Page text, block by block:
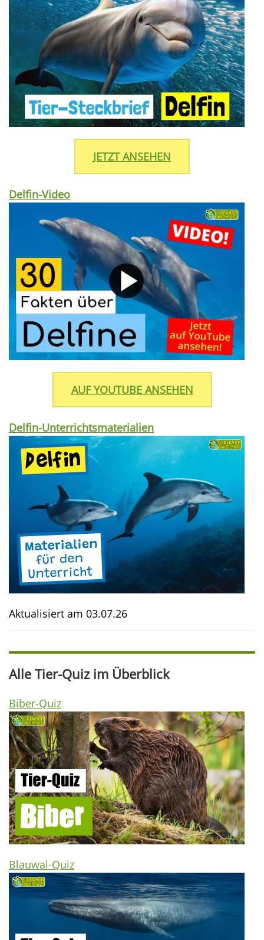
JETZT ANSEHEN
Delfin-Video
AUF YOUTUBE ANSEHEN
Delfin-Unterrichtsmaterialien
Aktualisiert am 03.07.26
Alle Tier-Quiz im Überblick
Biber-Quiz
Blauwal-Quiz